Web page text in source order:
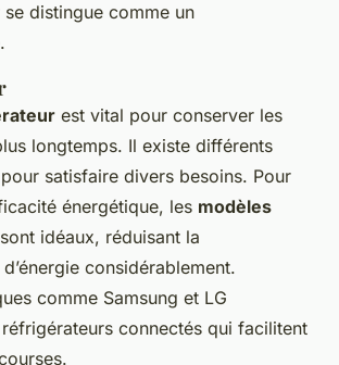
distingue comme un
est vital pour conserver les
longtemps. Il existe différents
satisfaire divers besoins. Pour
énergétique, les modèles
sont idéaux, réduisant la
considérablement.
comme Samsung et LG
connectés qui facilitent